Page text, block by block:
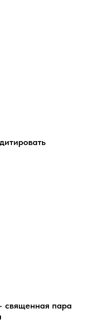
священная пара